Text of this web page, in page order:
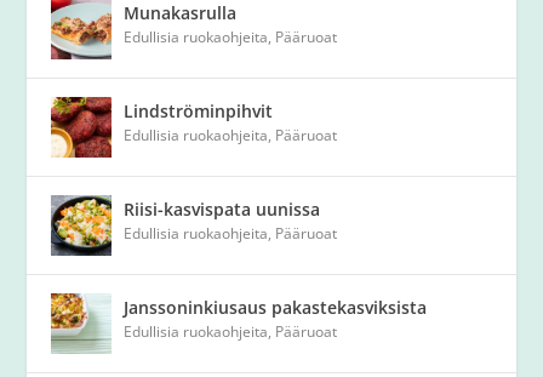
Munakasrulla
Edullisia ruokaohjeita, Pääruoat
Lindströminpihvit
Edullisia ruokaohjeita, Pääruoat
Riisi-kasvispata uunissa
Edullisia ruokaohjeita, Pääruoat
Janssoninkiusaus pakastekasviksista
Edullisia ruokaohjeita, Pääruoat